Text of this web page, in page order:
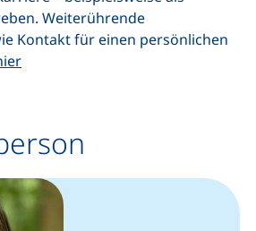
Weiterührende
Kontakt für einen persönlichen